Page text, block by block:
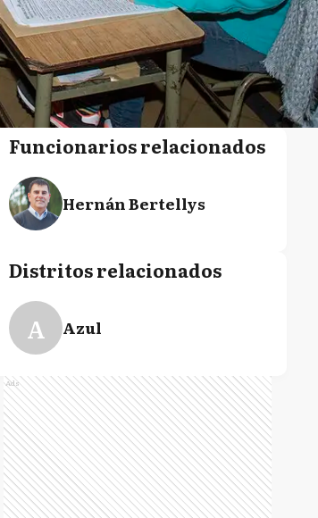
Funcionarios relacionados
Hernán Bertellys
Distritos relacionados
A Azul
Ads